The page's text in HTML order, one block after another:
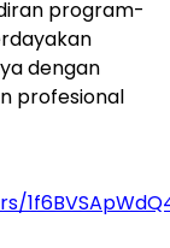
program-
dengan
profesional